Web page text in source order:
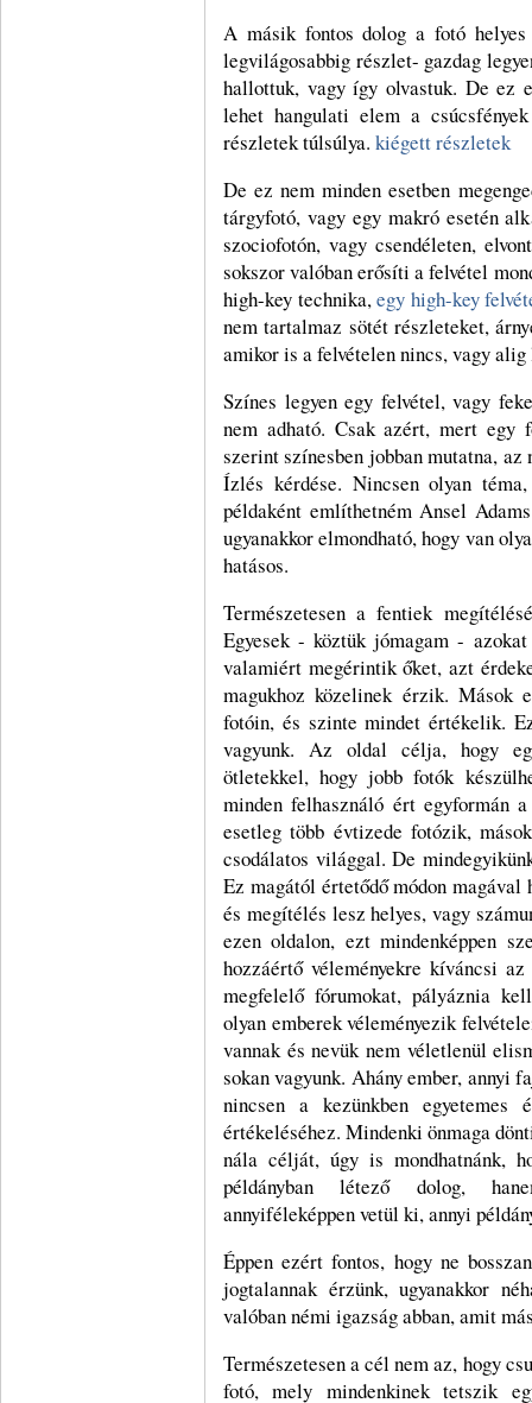
A másik fontos dolog a fotó
legvilágosabbig részlet- gazdag
hallottuk, vagy így olvastuk. De ez
lehet hangulati elem a
részletek túlsúlya. kiégett részletek
De ez nem minden esetben
tárgyfotó, vagy egy makró esetén
szociofotón, vagy csendéleten,
sokszor valóban erősíti a felvétel
high-key technika,egy high-key
nem tartalmaz sötét részleteket,
amikor is a felvételen nincs, vagy
Színes legyen egy felvétel, vagy
nem adható. Csak azért, mert egy
szerint színesben jobban mutatna,
Ízlés kérdése. Nincsen olyan
példaként említhetném Ansel
ugyanakkor elmondható, hogy van
hatásos.
Természetesen a fentiek
Egyesek - köztük jómagam -
valamiért megérintik őket, azt
magukhoz közelinek érzik. Mások
fotóin, és szinte mindet értékelik.
vagyunk. Az oldal célja, hogy
ötletekkel, hogy jobb fotók
minden felhasználó ért egyformán
esetleg több évtizede fotózik,
csodálatos világgal. De
Ez magától értetődő módon
és megítélés lesz helyes, vagy
ezen oldalon, ezt mindenképpen
hozzáértő véleményekre kíváncsi
megfelelő fórumokat, pályáznia
olyan emberek véleményezik
vannak és nevük nem véletlenül
sokan vagyunk. Ahány ember, annyi
nincsen a kezünkben
értékeléséhez. Mindenki önmaga
nála célját, úgy is mondhatnánk,
példányban létező dolog,
annyiféleképpen vetül ki, annyi
Éppen ezért fontos, hogy ne
jogtalannak érzünk, ugyanakkor
valóban némi igazság abban, amit
Természetesen a cél nem az, hogy
fotó, mely mindenkinek tetszik